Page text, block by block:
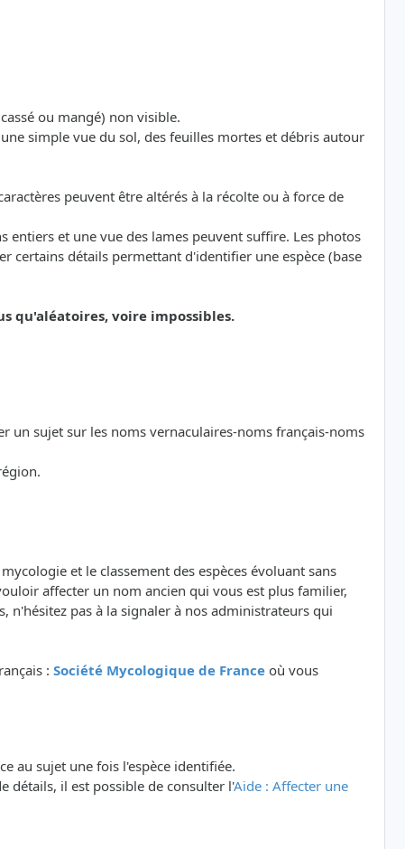
ou mangé) non visible.
simple vue du sol, des feuilles mortes et débris autour
peuvent être altérés à la récolte ou à force de
et une vue des lames peuvent suffire. Les photos
certains détails permettant d'identifier une espèce (base
qu'aléatoires, voire impossibles.
un sujet sur les noms vernaculaires-noms français-noms
et le classement des espèces évoluant sans
affecter un nom ancien qui vous est plus familier,
n'hésitez pas à la signaler à nos administrateurs qui
: Société Mycologique de France où vous
au sujet une fois l'espèce identifiée.
détails, il est possible de consulter l'Aide : Affecter une